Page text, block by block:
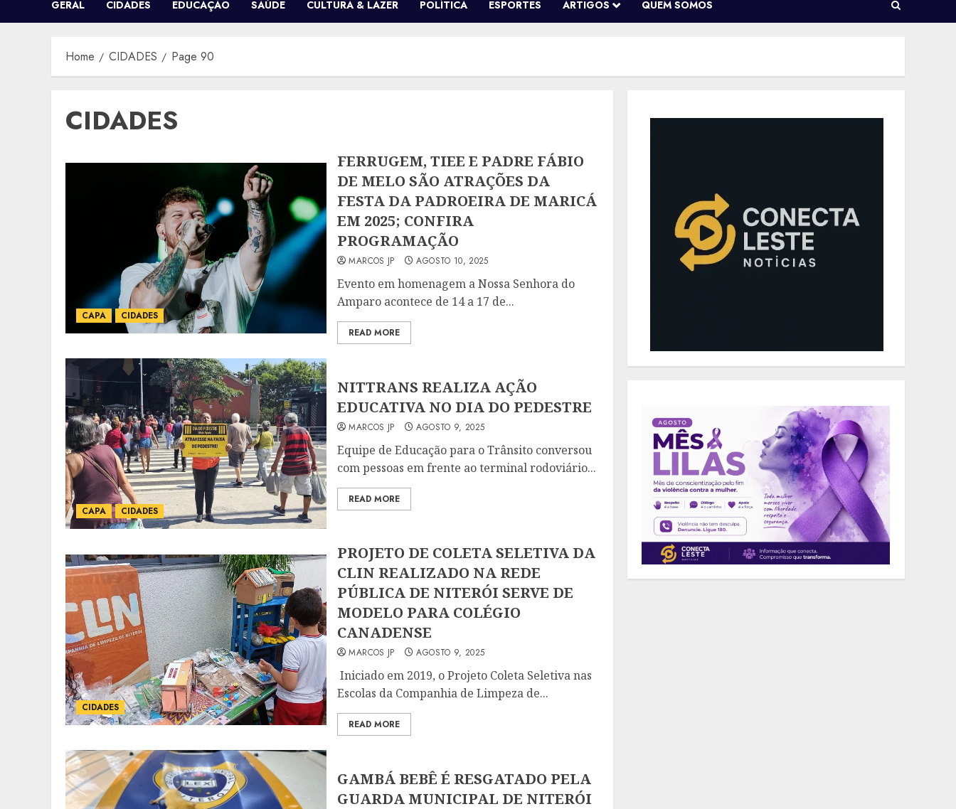
GERAL CIDADES EDUCAÇÃO SAÚDE CULTURA & LAZER POLÍTICA ESPORTES ARTIGOS QUEM SOMOS
Home CIDADES Page 90
CIDADES
CAPA CIDADES
FERRUGEM, TIEE E PADRE FÁBIO
DE MELO SÃO ATRAÇÕES DA
FESTA DA PADROEIRA DE MARICÁ
EM 2025; CONFIRA
PROGRAMAÇÃO
MARCOS JP AGOSTO 10, 2025
Evento em homenagem a Nossa Senhora do
Amparo acontece de 14 a 17 de...
READ MORE
CAPA CIDADES
NITTRANS REALIZA AÇÃO
EDUCATIVA NO DIA DO PEDESTRE
MARCOS JP AGOSTO 9, 2025
Equipe de Educação para o Trânsito conversou
com pessoas em frente ao terminal rodoviário...
READ MORE
CIDADES
PROJETO DE COLETA SELETIVA DA
CLIN REALIZADO NA REDE
PÚBLICA DE NITERÓI SERVE DE
MODELO PARA COLÉGIO
CANADENSE
MARCOS JP AGOSTO 9, 2025
Iniciado em 2019, o Projeto Coleta Seletiva nas
Escolas da Companhia de Limpeza de...
READ MORE
GAMBÁ BEBÊ É RESGATADO PELA
GUARDA MUNICIPAL DE NITERÓI